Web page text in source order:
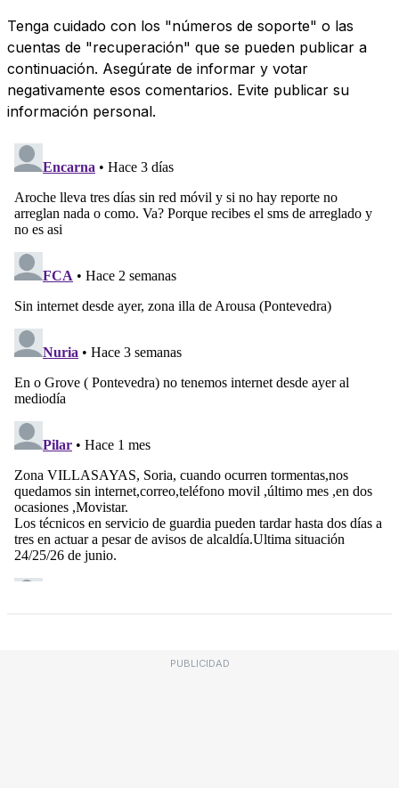
Tenga cuidado con los "números de soporte" o las
cuentas de "recuperación" que se pueden publicar a
continuación. Asegúrate de informar y votar
negativamente esos comentarios. Evite publicar su
información personal.
PUBLICIDAD